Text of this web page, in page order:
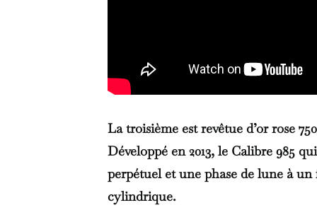
La troisième est revêtue d’or rose
Développé en 2013, le Calibre 985
perpétuel et une phase de lune à
cylindrique.